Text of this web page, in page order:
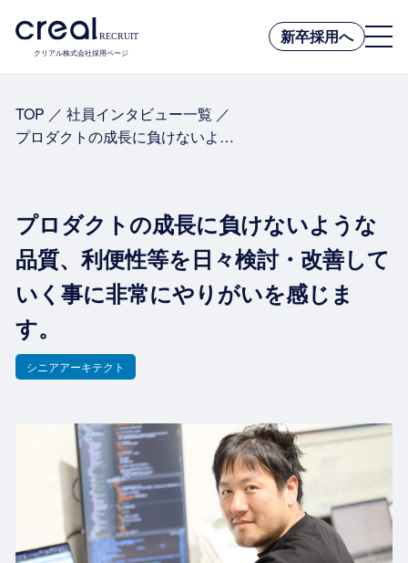
クリアル株式会社採用ページ
新卒採用へ
TOP ／ 社員インタビュー一覧 ／
プロダクトの成長に負けないような品質、利便性等を日々検討・改善していく事に非常にやりがいを感じます。
プロダクトの成長に負けないような
品質、利便性等を日々検討・改善して
いく事に非常にやりがいを感じま
す。
シニアアーキテクト